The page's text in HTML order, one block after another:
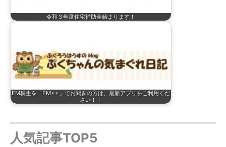
令和３年度住宅補助金始まります！
FM桐生を「FM++」でお聞きの方は、最新アプリをご利用くだ
さい！！
人気記事TOP5